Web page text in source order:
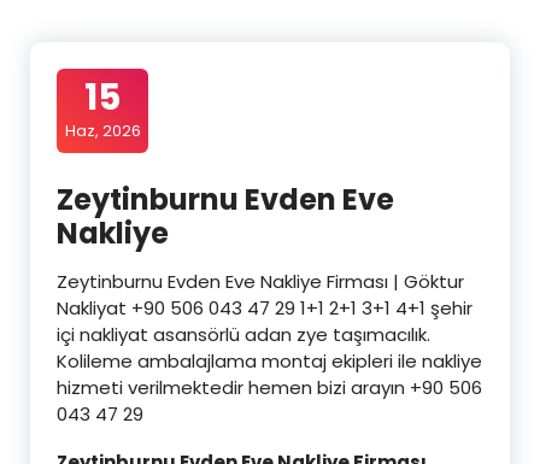
15
Haz, 2026
Zeytinburnu Evden Eve
Nakliye
Zeytinburnu Evden Eve Nakliye Firması | Göktur
Nakliyat +90 506 043 47 29 1+1 2+1 3+1 4+1 şehir
içi nakliyat asansörlü adan zye taşımacılık.
Kolileme ambalajlama montaj ekipleri ile nakliye
hizmeti verilmektedir hemen bizi arayın +90 506
043 47 29